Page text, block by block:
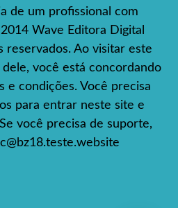
de um profissional com
Wave Editora Digital
reservados. Ao visitar este
você está concordando
e condições. Você precisa
para entrar neste site e
você precisa de suporte,